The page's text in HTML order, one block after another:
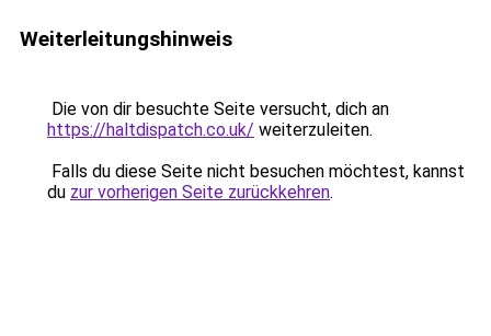
Weiterleitungshinweis
Die von dir besuchte Seite versucht, dich an
https://haltdispatch.co.uk/ weiterzuleiten.
Falls du diese Seite nicht besuchen möchtest, kannst
du zur vorherigen Seite zurückkehren.